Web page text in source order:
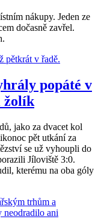
nákupy. Jeden ze
dočasně zavřel.
popáté v
žolík
jako za dvacet kol
pět utkání za
se už vyhoupli do
Jíloviště 3:0.
kterému na oba góly